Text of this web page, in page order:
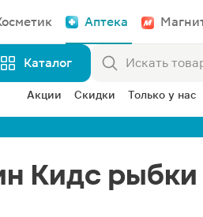
Аптека
Каталог
Акции Скидки Только у нас
Кидс